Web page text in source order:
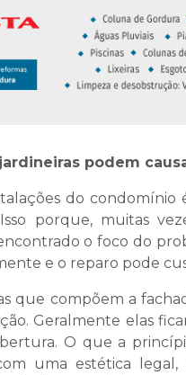
podem
do
porque, muitas
o foco do
e o reparo pode
que compõem a
Geralmente elas
O que a
uma estética